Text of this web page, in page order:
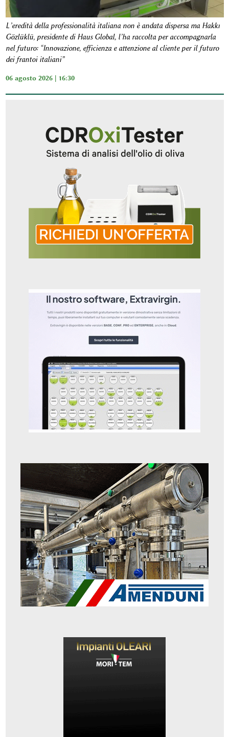
L’eredità della professionalità italiana non è andata dispersa ma Hakkı
Gözlüklü, presidente di Haus Global, l’ha raccolta per accompagnarla
nel futuro: “Innovazione, efficienza e attenzione al cliente per il futuro
dei frantoi italiani”
06 agosto 2026 | 16:30